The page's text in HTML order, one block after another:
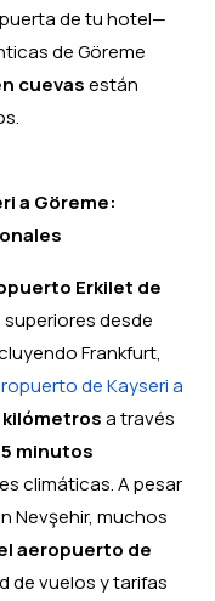
de tu hotel—
de Göreme
cuevasestán
a Göreme:
Erkilet de
desde
Frankfurt,
de Kayseri a
kilómetrosa través
minutos
climáticas. A pesar
Nevşehir, muchos
aeropuerto de
de vuelos y tarifas